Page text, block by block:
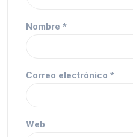
Nombre *
Correo electrónico *
Web